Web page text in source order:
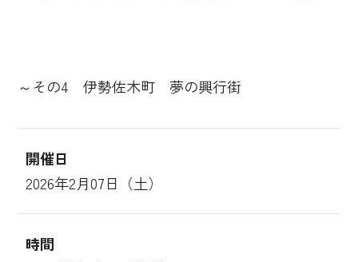
～その4 伊勢佐木町 夢の興行街
開催日
2026年2月07日（土）
時間